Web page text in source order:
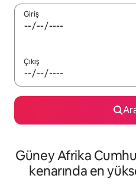
Giriş
Çıkış
Güney Afrika
kenarında en